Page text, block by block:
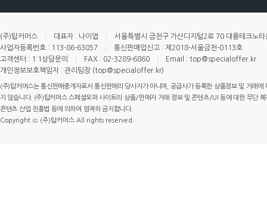
(주)탑커머스 대표자 : 나이엽
서울특별시 금천구 가산디지털2로 70 대륭테크노
사업자등록번호 : 113-86-63057
통신판매업신고 : 제2018-서울금천-0113호
고객센터 : 1:1상담문의
FAX : 02-3289-6860
Email : top@specialoffer.kr
개인정보보호책임자 : 관리팀장 (top@specialoffer.kr)
(주)탑커머스는 통신판매중개자로서 통신판매의 당사자가 아니며, 공급사가 등록한 상품정보 및 거래
지 않습니다. (주)탑커머스 스페셜오퍼 사이트의 상품/판매자 거래 정보 및 콘텐츠/UI 등에 대한 무단
콘텐츠 산업 진흥법 등에 의하여 엄격히 금지합니다.
Copyright ⓒ (주)탑커머스 All rights reserved.